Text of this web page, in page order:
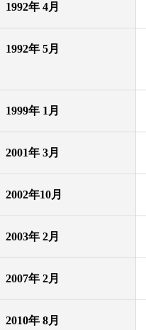
1992年 4月
1992年 5月
1999年 1月
2001年 3月
2002年10月
2003年 2月
2007年 2月
2010年 8月